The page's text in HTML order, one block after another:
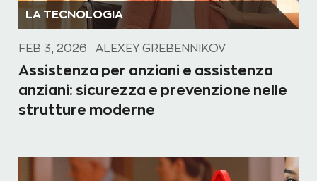
LA TECNOLOGIA
FEB 3, 2026 ALEXEY GREBENNIKOV
Assistenza per anziani e assistenza
anziani: sicurezza e prevenzione nelle
strutture moderne